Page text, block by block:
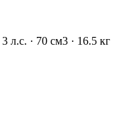
3 л.с. · 70 см3 · 16.5 кг